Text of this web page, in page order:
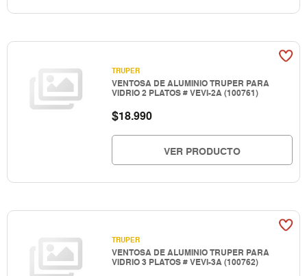
TRUPER
VENTOSA DE ALUMINIO TRUPER PARA
VIDRIO 2 PLATOS # VEVI-2A (100761)
$18.990
VER PRODUCTO
TRUPER
VENTOSA DE ALUMINIO TRUPER PARA
VIDRIO 3 PLATOS # VEVI-3A (100762)